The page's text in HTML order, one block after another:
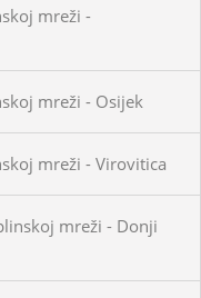
mreži -
mreži - Osijek
mreži - Virovitica
mreži - Donji